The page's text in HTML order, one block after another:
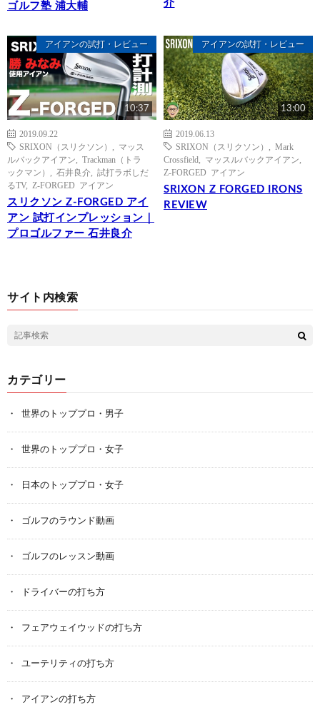
ゴルフ塾 浦大輔
介
アイアンの試打・レビュー
10:37
2019.09.22
SRIXON（スリクソン）
マッス
ルバックアイアン
Trackman（トラ
ックマン）
石井良介
試打ラボしだ
るTV, Z-FORGED アイアン
スリクソン Z-FORGED アイ
アン 試打インプレッション｜
プロゴルファー 石井良介
アイアンの試打・レビュー
13:00
2019.06.13
SRIXON（スリクソン）
Mark
Crossfield
マッスルバックアイアン
Z-FORGED アイアン
SRIXON Z FORGED IRONS
REVIEW
サイト内検索
カテゴリー
世界のトッププロ・男子
世界のトッププロ・女子
日本のトッププロ・女子
ゴルフのラウンド動画
ゴルフのレッスン動画
ドライバーの打ち方
フェアウェイウッドの打ち方
ユーテリティの打ち方
アイアンの打ち方